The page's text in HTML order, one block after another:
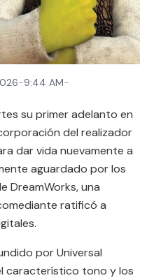
-9:44 AM-
su primer adelanto en
del realizador
dar vida nuevamente a
aguardado por los
DreamWorks, una
ratificó a
por Universal
característico tono y los